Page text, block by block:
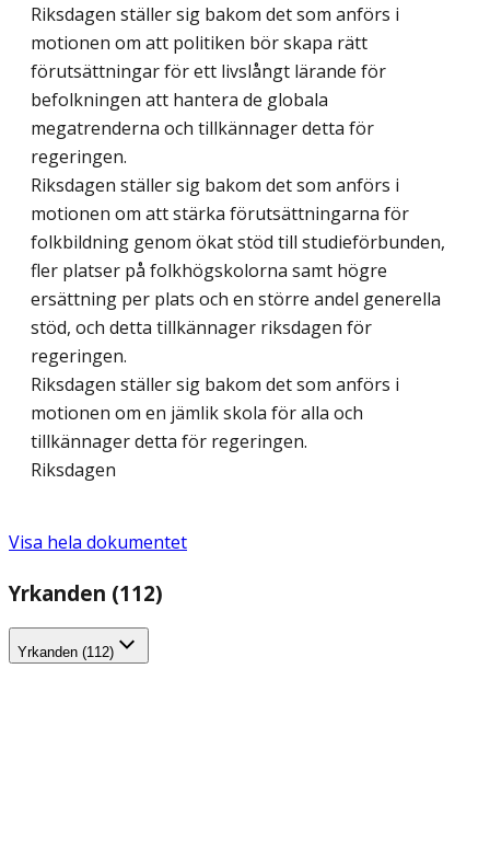
Riksdagen ställer sig bakom det som anförs i
motionen om att politiken bör skapa rätt
förutsättningar för ett livslångt lärande för
befolkningen att hantera de globala
megatrenderna och tillkännager detta för
regeringen.
Riksdagen ställer sig bakom det som anförs i
motionen om att stärka förutsättningarna för
folkbildning genom ökat stöd till studieförbunden,
fler platser på folkhögskolorna samt högre
ersättning per plats och en större andel generella
stöd, och detta tillkännager riksdagen för
regeringen.
Riksdagen ställer sig bakom det som anförs i
motionen om en jämlik skola för alla och
tillkännager detta för regeringen.
Riksdagen
Visa hela dokumentet
Yrkanden (112)
Yrkanden (112)